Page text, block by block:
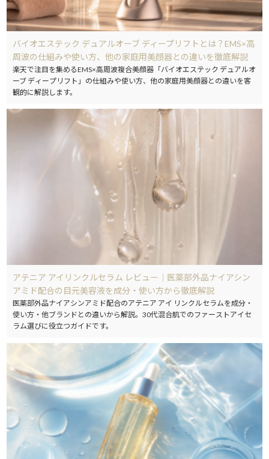
バイオエステック デュアルオーブ ディープリフトとは？EMS×高
周波の仕組みや使い方、他の家庭用美顔器との違いを徹底解説
楽天で注目を集めるEMS×高周波複合美顔器「バイオエステック デュアルオ
ーブ ディープリフト」の仕組みや使い方、他の家庭用美顔器との違いを客
観的に解説します。
アテニア アイリンクルセラム レビュー｜医薬部外品ナイアシン
アミド配合の目元美容液を成分・使い方から徹底解説
医薬部外品ナイアシンアミド配合のアテニア アイ リンクルセラムを成分・
使い方・他ブランドとの違いから解説。30代混合肌でのファーストアイセ
ラム選びに役立つガイドです。